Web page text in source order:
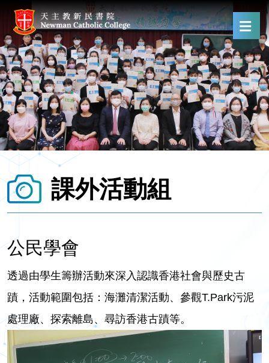
課外活動組
公民學會
透過由學生籌辦活動來深入認識香港社會與歷史古
蹟，活動範圍包括：海灘清潔活動、參觀T.Park污泥
處理廠、探索離島、尋訪香港古蹟等。